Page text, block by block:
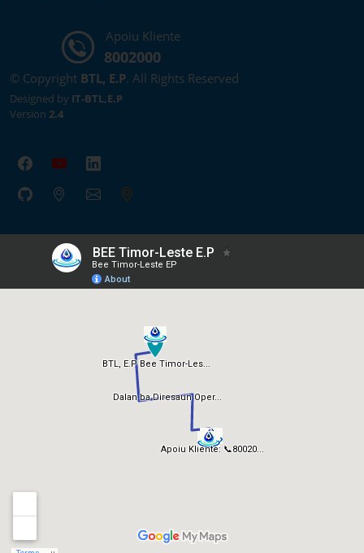
Apoiu Kliente
8002000
© Copyright BTL, E.P. All Rights Reserved
Designed by IT-BTL,E.P
Version 2.4